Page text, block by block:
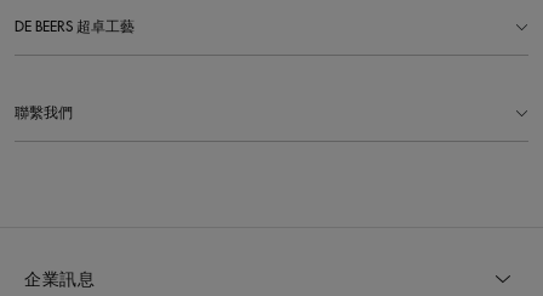
DE BEERS 超卓工藝
聯繫我們
企業訊息